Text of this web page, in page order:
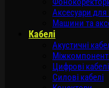
Аксесуари для
Машини та
Кабелі
Акустичні
Цифрові кабелі
Силові кабелі